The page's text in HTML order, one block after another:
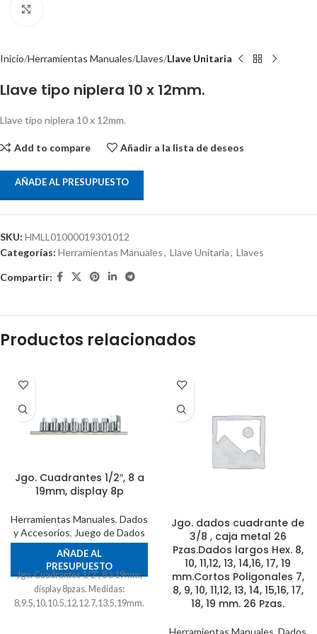
Inicio Herramientas Manuales Llaves Llave Unitaria
Llave tipo niplera 10 x 12mm.
Llave tipo niplera 10 x 12mm.
Add to compare Añadir a la lista de deseos
AÑADE AL PRESUPUESTO
SKU: HMLL01000019301012
Categorías: Herramientas Manuales, Llave Unitaria, Llaves
Compartir:
Productos relacionados
Jgo. Cuadrantes 1/2″, 8 a
19mm, display 8p
Herramientas Manuales, Dados
y Accesorios, Juego de Dados
AÑADE AL
PRESUPUESTO
Jgo. Cuadrantes 1/2", 8 a 19mm,
display 8pzas. Medidas:
8,9.5,10,10.5,12,12.7,13.5,19mm.
Jgo. dados cuadrante de
3/8 , caja metal 26
Pzas.Dados largos Hex. 8,
10, 11,12, 13, 14,16, 17, 19
mm.Cortos Poligonales 7,
8, 9, 10, 11,12, 13, 14, 15,16, 17,
18, 19 mm. 26 Pzas.
Herramientas Manuales Dados